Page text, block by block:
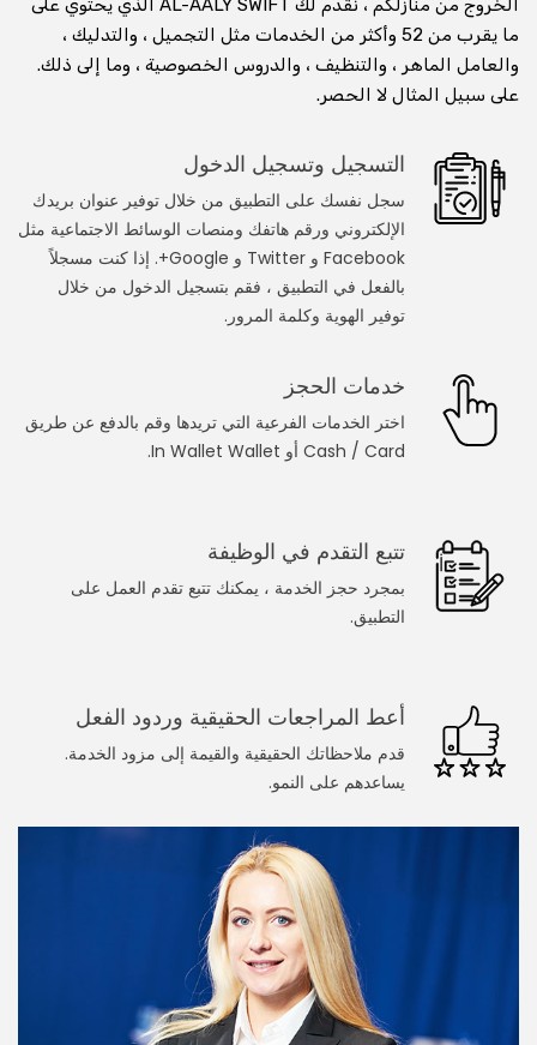
استشارة عبر الفيديو عبر الإنترنت
استشر الطبيب على مكالمة الفيديو
استشر محاميًا في مكالمة فيديو
استشر المنجم على مكالمة الفيديو
احصل على تدريب اللياقة على مكالمة الفيديو
النجار
عامل الكهرباء
الرسامين
عامل يدوي
خدمات عند الطلب
الخروج من منازلكم ، نقدم لك AL-AALY SWIFT الذي يحتوي على
ما يقرب من 52 وأكثر من الخدمات مثل التجميل ، والتدليك ،
والعامل الماهر ، والتنظيف ، والدروس الخصوصية ، وما إلى ذلك.
على سبيل المثال لا الحصر.
التسجيل وتسجيل الدخول
سجل نفسك على التطبيق من خلال توفير عنوان بريدك
الإلكتروني ورقم هاتفك ومنصات الوسائط الاجتماعية مثل
Facebook و Twitter و Google+. إذا كنت مسجلاً
بالفعل في التطبيق ، فقم بتسجيل الدخول من خلال
توفير الهوية وكلمة المرور.
خدمات الحجز
اختر الخدمات الفرعية التي تريدها وقم بالدفع عن طريق
Cash / Card أو In Wallet Wallet.
تتبع التقدم في الوظيفة
بمجرد حجز الخدمة ، يمكنك تتبع تقدم العمل على
التطبيق.
أعط المراجعات الحقيقية وردود الفعل
قدم ملاحظاتك الحقيقية والقيمة إلى مزود الخدمة.
يساعدهم على النمو.